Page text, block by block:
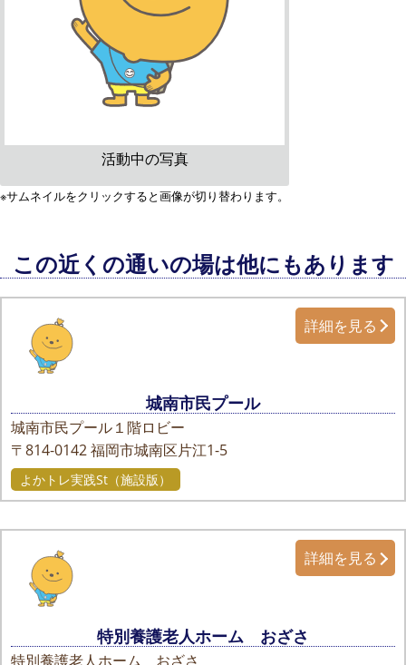
活動中の写真
※サムネイルをクリックすると画像が切り替わります。
この近くの通いの場は他にもあります
城南市民プール
城南市民プール１階ロビー
〒814-0142福岡市城南区片江1-5
詳細を見る
よかトレ実践St（施設版）
特別養護老人ホーム おざさ
特別養護老人ホーム おざさ
詳細を見る